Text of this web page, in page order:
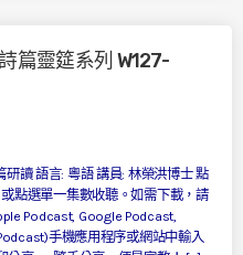
篇靈筵系列 W127-
讀 語言: 粵語 講員: 林榮洪博士 點
點選單一集數收聽。如需下載，請
Podcast, Google Podcast,
手機應用程序或網站中輸入